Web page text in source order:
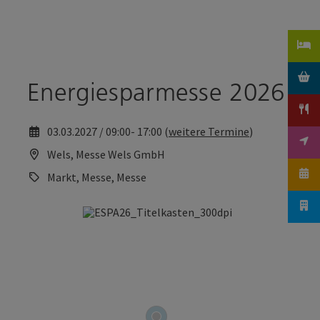
Energiesparmesse 2026
03.03.2027 / 09:00- 17:00 (weitere Termine)
Wels, Messe Wels GmbH
Markt, Messe, Messe